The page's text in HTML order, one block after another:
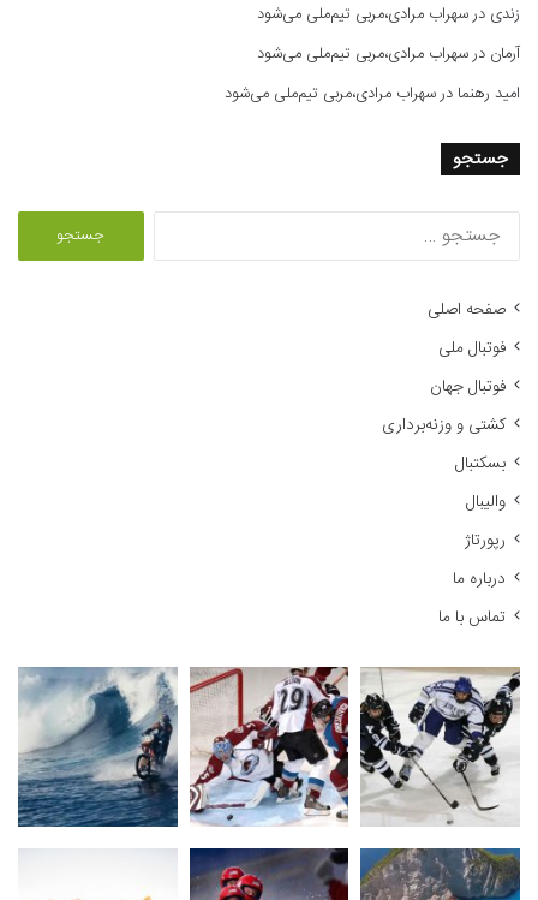
زندی درسهراب مرادی،مربی تیم‌ملی می‌شود
آرمان درسهراب مرادی،مربی تیم‌ملی می‌شود
امید رهنما درسهراب مرادی،مربی تیم‌ملی می‌شود
جستجو
صفحه اصلی
فوتبال ملی
فوتبال جهان
کشتی و وزنه‌برداری
بسکتبال
والیبال
رپورتاژ
درباره ما
تماس با ما